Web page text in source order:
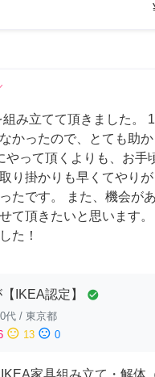
組み立てて頂きました。
かったので、とても助
やって頂くよりも、お手
り掛かりも早くてやり
たです。 また、機会が
て頂きたいと思います。
た！
IKEA認定】 check_circle
代 / 東京都
sentiment_neutral 13 sentiment_dissatisfied 0